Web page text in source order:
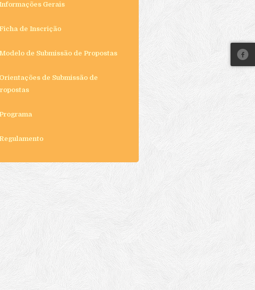
Informações Gerais
Ficha de Inscrição
Modelo de Submissão de Propostas
Orientações de Submissão de
Programa
Regulamento